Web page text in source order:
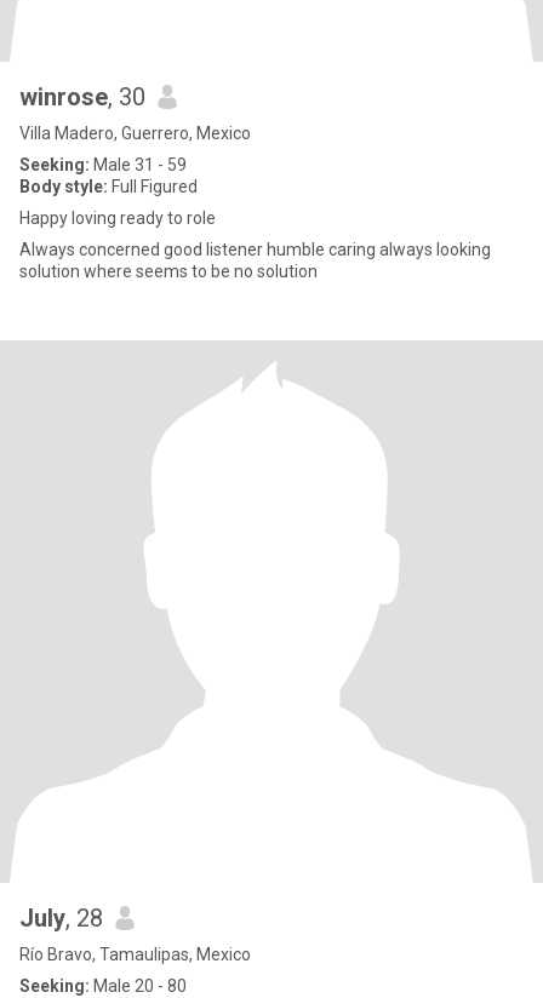
winrose, 30
Villa Madero, Guerrero, Mexico
Seeking: Male 31 - 59
Body style: Full Figured
Happy loving ready to role
Always concerned good listener humble caring always looking
solution where seems to be no solution
July, 28
Río Bravo, Tamaulipas, Mexico
Seeking: Male 20 - 80